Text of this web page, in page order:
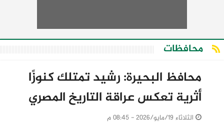
محافظات
محافظ البحيرة: رشيد تمتلك كنوزًا
أثرية تعكس عراقة التاريخ المصري
الثلاثاء 19/مايو/2026 - 08:45 م